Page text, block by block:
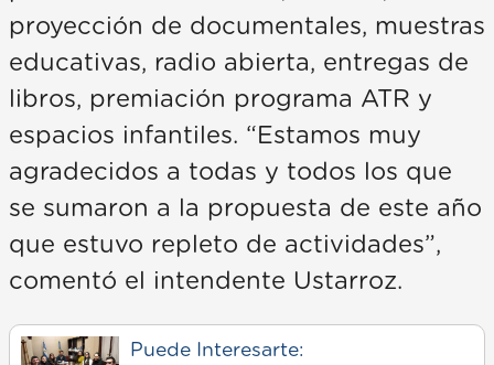
proyección de documentales, muestras
educativas, radio abierta, entregas de
libros, premiación programa ATR y
espacios infantiles. “Estamos muy
agradecidos a todas y todos los que
se sumaron a la propuesta de este año
que estuvo repleto de actividades”,
comentó el intendente Ustarroz.
Puede Interesarte: